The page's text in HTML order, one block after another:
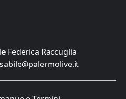
Federica Raccuglia